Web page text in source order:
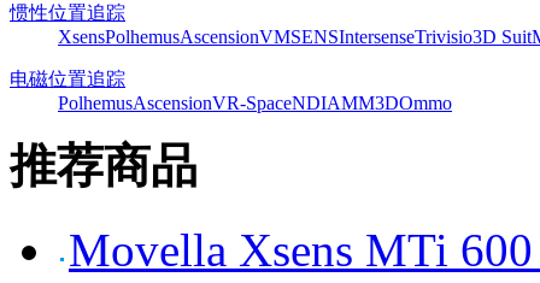
惯性位置追踪
XsensPolhemusAscensionVMSENSIntersenseTrivisio3D Suit
电磁位置追踪
PolhemusAscensionVR-SpaceNDIAMM3DOmmo
推荐商品
Movella Xsens MTi